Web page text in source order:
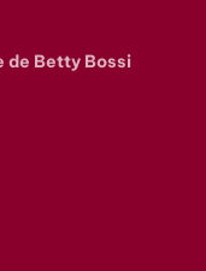
de Betty Bossi